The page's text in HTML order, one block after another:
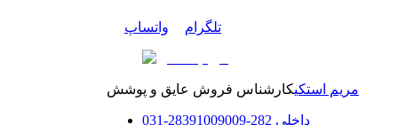
تلگرام واتساپ
مریم استکیکارشناس فروش عایق و پوشش
داخلی 282-283
91009009
-
031